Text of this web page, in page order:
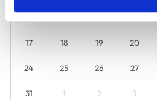
17 18 19 20
24 25 26 27
31 1 2 3